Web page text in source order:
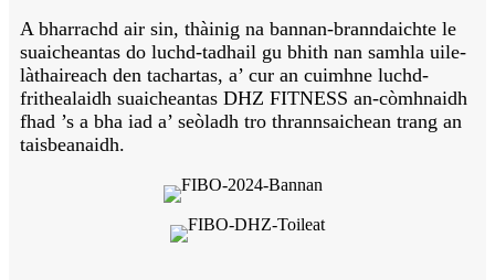
A bharrachd air sin, thàinig na bannan-branndaichte le
suaicheantas do luchd-tadhail gu bhith nan samhla uile-
làthaireach den tachartas, a’ cur an cuimhne luchd-
frithealaidh suaicheantas DHZ FITNESS an-còmhnaidh
fhad ’s a bha iad a’ seòladh tro thrannsaichean trang an
taisbeanaidh.